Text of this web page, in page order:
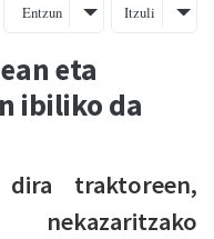
Entzun Itzuli
eta
ibiliko da
traktoreen,